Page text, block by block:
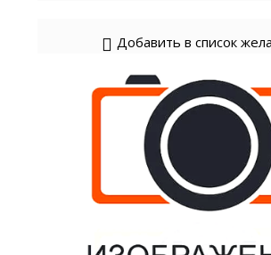
Добавить в список